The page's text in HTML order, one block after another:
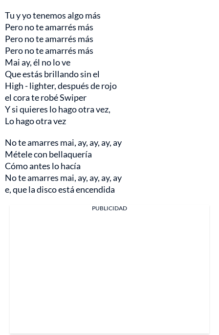
Tu y yo tenemos algo más
Pero no te amarrés más
Pero no te amarrés más
Pero no te amarrés más
Mai ay, él no lo ve
Que estás brillando sin el
High - lighter, después de rojo
el cora te robé Swiper
Y si quieres lo hago otra vez,
Lo hago otra vez
No te amarres mai, ay, ay, ay, ay
Métele con bellaquería
Cómo antes lo hacía
No te amarres mai, ay, ay, ay, ay
e, que la disco está encendida
PUBLICIDAD